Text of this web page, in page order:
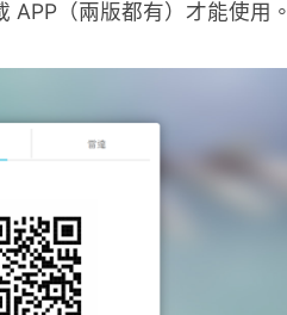
APP（兩版都有）才能使用。